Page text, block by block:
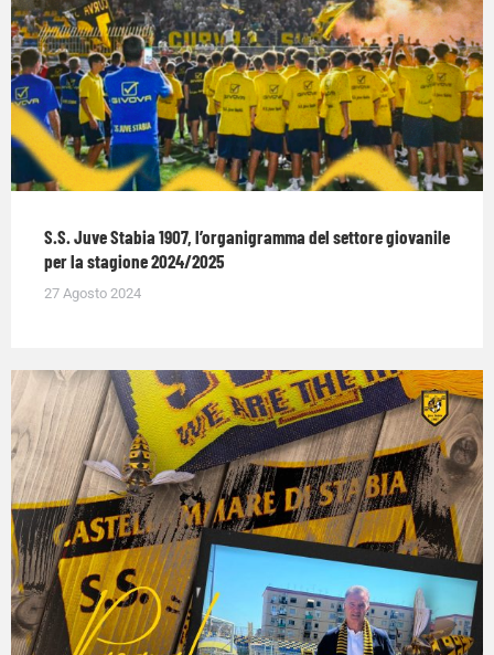
S.S. Juve Stabia 1907, l’organigramma del settore giovanile
per la stagione 2024/2025
27 Agosto 2024